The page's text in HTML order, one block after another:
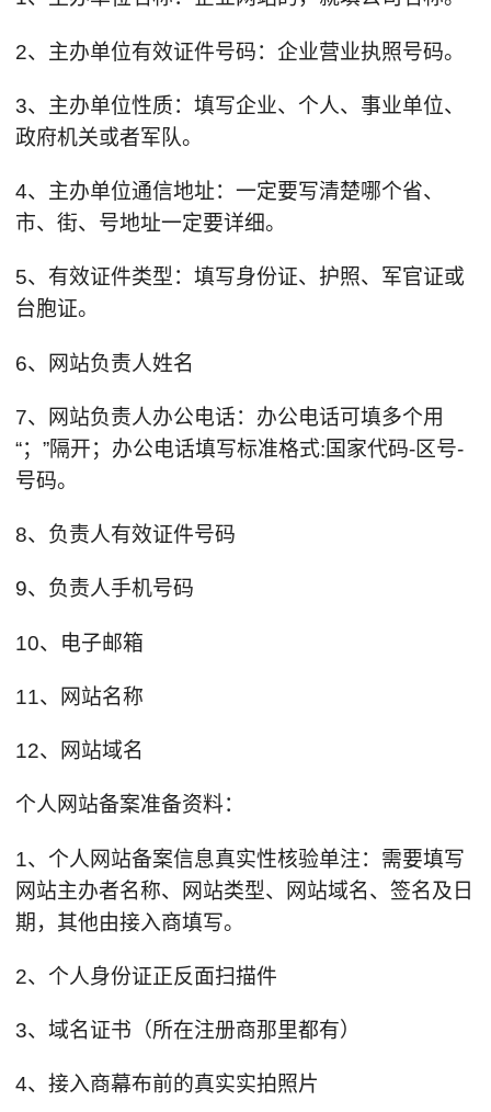
2、主办单位有效证件号码：企业营业执照号码。
3、主办单位性质：填写企业、个人、事业单位、
政府机关或者军队。
4、主办单位通信地址：一定要写清楚哪个省、
市、街、号地址一定要详细。
5、有效证件类型：填写身份证、护照、军官证或
台胞证。
6、网站负责人姓名
7、网站负责人办公电话：办公电话可填多个用
“；”隔开；办公电话填写标准格式:国家代码-区号-
号码。
8、负责人有效证件号码
9、负责人手机号码
10、电子邮箱
11、网站名称
12、网站域名
个人网站备案准备资料：
1、个人网站备案信息真实性核验单注：需要填写
网站主办者名称、网站类型、网站域名、签名及日
期，其他由接入商填写。
2、个人身份证正反面扫描件
3、域名证书（所在注册商那里都有）
4、接入商幕布前的真实实拍照片